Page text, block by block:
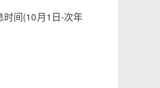
时间(10月1日-次年